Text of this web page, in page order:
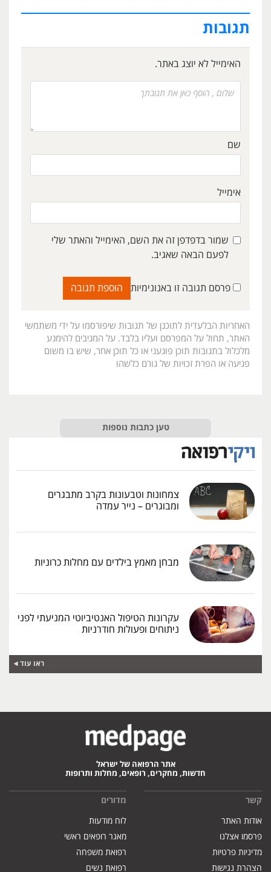
תגובות
האימייל לא יוצג באתר.
שם
אימייל
שמור בדפדפן זה את השם, האימייל והאתר שלי
לפעם הבאה שאגיב.
פרסם תגובה זו באנונימיות
האחריות הבלעדית לתוכנן של תגובות שיפורסמו על ידי משתמשי
האתר, תחול על המפרסם ועליו בלבד. על המגיבים להימנע
מלכלול בתגובות תוכן פוגעני או כל תוכן אחר, שיש בו משום
פגיעה או הפרת זכויות של גורם כלשהו
טען כתבות נוספות
צמחונות וטבעונות בקרב מתבגרים
ומבוגרים – נייר עמדה
מבחן מאמץ בילדים עם מחלות כרוניות
עקרונות הטיפול האנטיביוטי המניעתי לפני
ניתוחים ופעולות חודרניות
ראו עוד
אתר הרפואה של ישראל
חדשות, מחקרים, רופאים, מחלות ותרופות
קשר
אודות האתר
פרסמו אצלנו
מדיניות פרטיות
הצהרת נגישות
מדורים
לוח מודעות
מאגר רופאים ראשי
רפואת משפחה
רפואת נשים